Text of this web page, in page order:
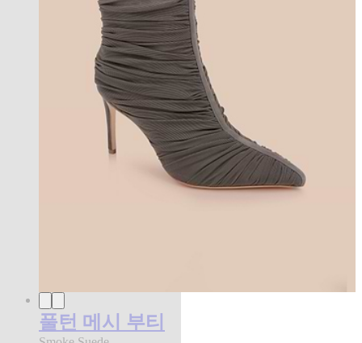
풀턴 메시 부티